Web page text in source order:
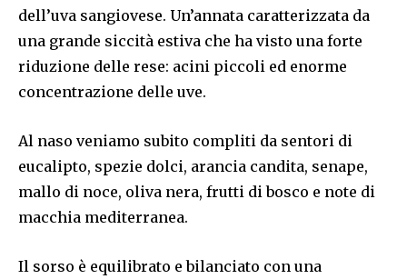
dell’uva sangiovese. Un’annata caratterizzata da
una grande siccità estiva che ha visto una forte
riduzione delle rese: acini piccoli ed enorme
concentrazione delle uve.
Al naso veniamo subito compliti da sentori di
eucalipto, spezie dolci, arancia candita, senape,
mallo di noce, oliva nera, frutti di bosco e note di
macchia mediterranea.
Il sorso è equilibrato e bilanciato con una